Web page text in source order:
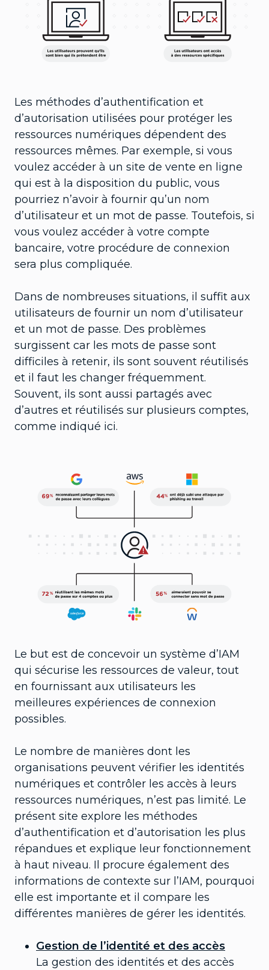
Les méthodes d’authentification et
d’autorisation utilisées pour protéger les
ressources numériques dépendent des
ressources mêmes. Par exemple, si vous
voulez accéder à un site de vente en ligne
qui est à la disposition du public, vous
pourriez n’avoir à fournir qu’un nom
d’utilisateur et un mot de passe. Toutefois, si
vous voulez accéder à votre compte
bancaire, votre procédure de connexion
sera plus compliquée.
Dans de nombreuses situations, il suffit aux
utilisateurs de fournir un nom d’utilisateur
et un mot de passe. Des problèmes
surgissent car les mots de passe sont
difficiles à retenir, ils sont souvent réutilisés
et il faut les changer fréquemment.
Souvent, ils sont aussi partagés avec
d’autres et réutilisés sur plusieurs comptes,
comme indiqué ici.
Le but est de concevoir un système d’IAM
qui sécurise les ressources de valeur, tout
en fournissant aux utilisateurs les
meilleures expériences de connexion
possibles.
Le nombre de manières dont les
organisations peuvent vérifier les identités
numériques et contrôler les accès à leurs
ressources numériques, n’est pas limité. Le
présent site explore les méthodes
d’authentification et d’autorisation les plus
répandues et explique leur fonctionnement
à haut niveau. Il procure également des
informations de contexte sur l’IAM, pourquoi
elle est importante et il compare les
différentes manières de gérer les identités.
Gestion de l’identité et des accès
La gestion des identités et des accès